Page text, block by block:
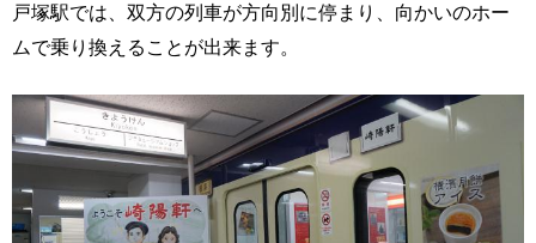
戸塚駅では、双方の列車が方向別に停まり、向かいのホー
ムで乗り換えることが出来ます。